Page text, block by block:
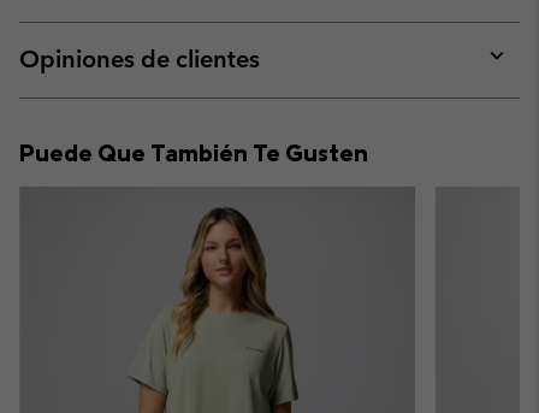
or
Opiniones de clientes
or
Puede Que También Te Gusten